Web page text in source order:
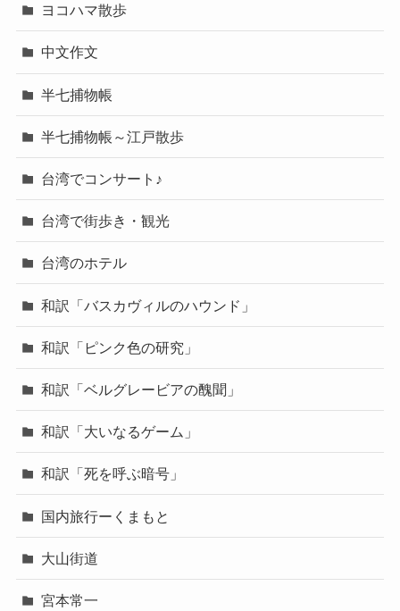
ヨコハマ散歩
中文作文
半七捕物帳
半七捕物帳～江戸散歩
台湾でコンサート♪
台湾で街歩き・観光
台湾のホテル
和訳「バスカヴィルのハウンド」
和訳「ピンク色の研究」
和訳「ベルグレービアの醜聞」
和訳「大いなるゲーム」
和訳「死を呼ぶ暗号」
国内旅行ーくまもと
大山街道
宮本常一